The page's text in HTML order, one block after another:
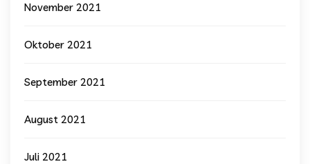
November 2021
Oktober 2021
September 2021
August 2021
Juli 2021